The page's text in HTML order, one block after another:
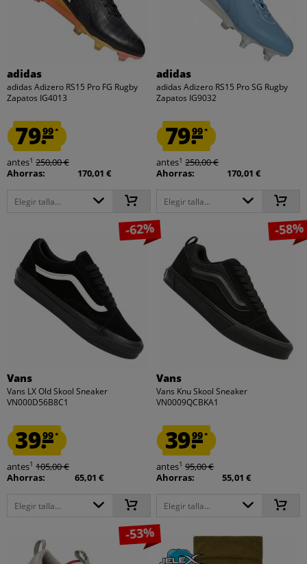
adidas
adidas Adizero RS15 Pro FG Rugby
Zapatos IG4013
79.99*
antes1 250,00 €
Ahorras:
170,01 €
Elegir talla...
adidas
adidas Adizero RS15 Pro SG Rugby
Zapatos IG9032
79.99*
antes1 250,00 €
Ahorras:
170,01 €
Elegir talla...
-62%
Vans
Vans LX Old Skool Sneaker
VN000D56B8C1
39.99*
antes1 105,00 €
Ahorras:
65,01 €
Elegir talla...
-58%
Vans
Vans Knu Skool Sneaker
VN0009QCBKA1
39.99*
antes1 95,00 €
Ahorras:
55,01 €
Elegir talla...
-53%